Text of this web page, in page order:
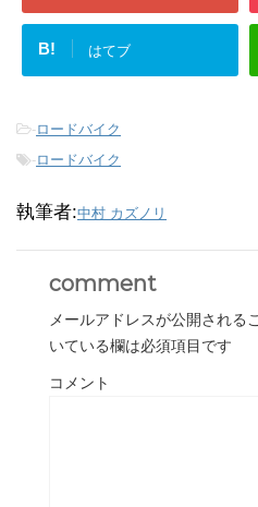
B! はてブ
-ロードバイク
-ロードバイク
執筆者:中村 カズノリ
comment
メールアドレスが公開される
いている欄は必須項目です
コメント